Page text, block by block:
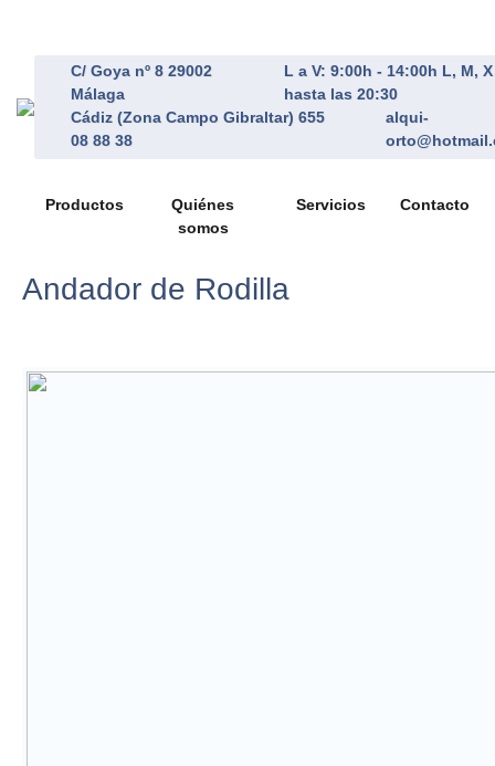
C/ Goya nº 8 29002
Málaga
L a V: 9:00h - 14:00h L, M,
hasta las 20:30
Cádiz (Zona Campo Gibraltar) 655
08 88 38
alqui-
Productos
Quiénes
somos
Servicios Contacto
Andador de Rodilla